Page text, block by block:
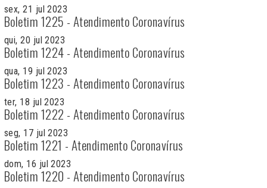
sex, 21 jul 2023
Boletim 1225 - Atendimento Coronavírus
qui, 20 jul 2023
Boletim 1224 - Atendimento Coronavírus
qua, 19 jul 2023
Boletim 1223 - Atendimento Coronavírus
ter, 18 jul 2023
Boletim 1222 - Atendimento Coronavírus
seg, 17 jul 2023
Boletim 1221 - Atendimento Coronavírus
dom, 16 jul 2023
Boletim 1220 - Atendimento Coronavírus